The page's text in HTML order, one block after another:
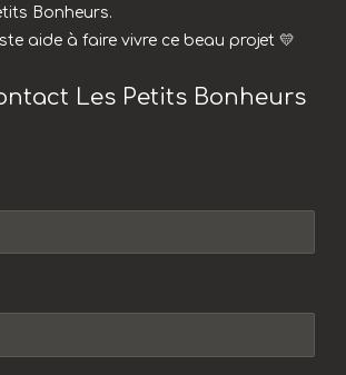
Bonheurs.
aide à faire vivre ce beau projet 💛
Les Petits Bonheurs